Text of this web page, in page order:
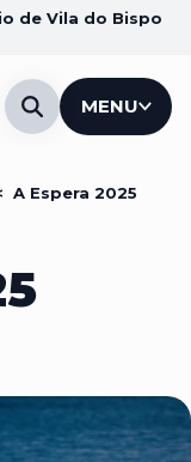
de Vila do Bispo
MENU
A Espera 2025